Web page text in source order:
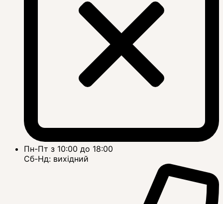
Пн-Пт з 10:00 до 18:00
Сб-Нд: вихідний